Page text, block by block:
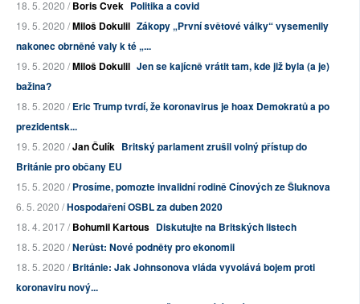
18. 5. 2020 /Boris Cvek Politika a covid
19. 5. 2020 /Miloš Dokulil Zákopy „První světové války“ vysemenily
nakonec obrněné valy k té „...
19. 5. 2020 /Miloš Dokulil Jen se kajícně vrátit tam, kde již byla (a je)
bažina?
18. 5. 2020 /Eric Trump tvrdí, že koronavirus je hoax Demokratů a po
prezidentsk...
19. 5. 2020 /Jan Čulík Britský parlament zrušil volný přístup do
Británie pro občany EU
15. 5. 2020 /Prosíme, pomozte invalidní rodině Cínových ze Šluknova
6. 5. 2020 /Hospodaření OSBL za duben 2020
18. 4. 2017 /Bohumil Kartous Diskutujte na Britských listech
18. 5. 2020 /Nerůst: Nové podněty pro ekonomii
18. 5. 2020 /Británie: Jak Johnsonova vláda vyvolává bojem proti
koronaviru nový...